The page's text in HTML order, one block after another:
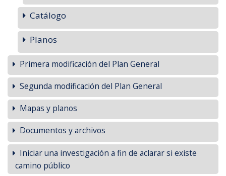
Catálogo
Planos
Primera modificación del Plan General
Segunda modificación del Plan General
Mapas y planos
Documentos y archivos
Iniciar una investigación a fin de aclarar si existe
camino público